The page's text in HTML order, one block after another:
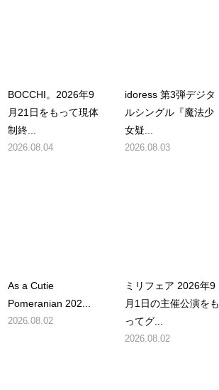
BOCCHI。2026年9
月21日をもって現体
制終...
2026.08.04
idoress 第3弾デジタ
ルシングル『魔法少
女疑...
2026.08.03
As a Cutie
Pomeranian 202...
2026.08.02
ミリフェア 2026年9
月1日の主催公演をも
ってグ...
2026.08.02